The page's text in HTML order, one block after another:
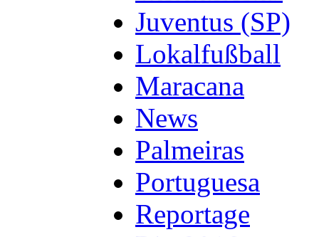
Juventus (SP)
Lokalfußball
Maracana
News
Palmeiras
Portuguesa
Reportage